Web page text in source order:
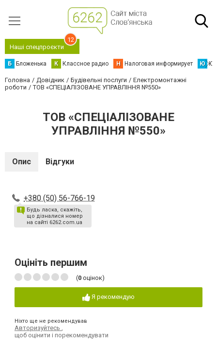
Наші спецпроєкти
12
Б Бложенька К Классное радио Н Налоговая информирует Ю
Головна Довідник Будівельні послуги
Електромонтажні
роботи
ТОВ «СПЕЦІАЛІЗОВАНЕ УПРАВЛІННЯ №550»
ТОВ «СПЕЦІАЛІЗОВАНЕ
УПРАВЛІННЯ №550»
Опис Відгуки
+380 (50) 56-766-19
Будь ласка, скажіть,
що дізналися номер
на сайті 6262.com.ua
Оцініть першим
(0 оцінок)
Я рекомендую
Ніхто ще не рекомендував
Авторизуйтесь
щоб оцінити і порекомендувати